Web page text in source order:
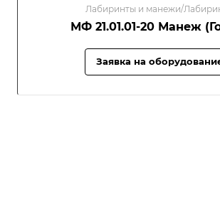
Лабиринты и манежи/
МФ 21.01.01-20 Манеж
Заявка на